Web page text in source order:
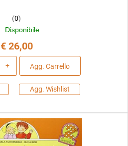
(0)
Disponibile
€ 26,00
Agg. Carrello
Agg. Wishlist